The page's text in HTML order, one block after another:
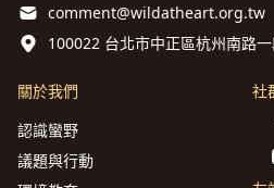
comment@wildatheart.org.tw
100022 台北市中正區杭州南路
關於我們
認識蠻野
議題與行動
社